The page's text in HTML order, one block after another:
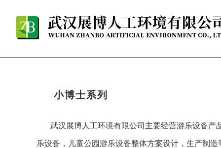
小博士系列
武汉展博人工环境有限公司主要经营游乐设备
乐设备，儿童公园游乐设备整体方案设计，生产制